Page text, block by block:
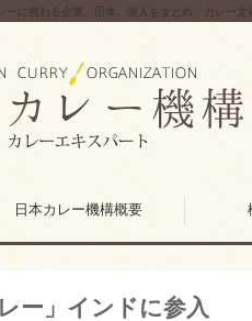
ーに携わる企業、団体、個人をまとめ、カレー
日本カレー機構概要
ー」インドに参入